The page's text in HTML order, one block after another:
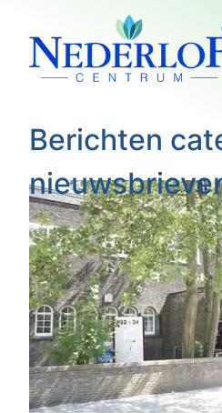
naar
inhoud
Berichten